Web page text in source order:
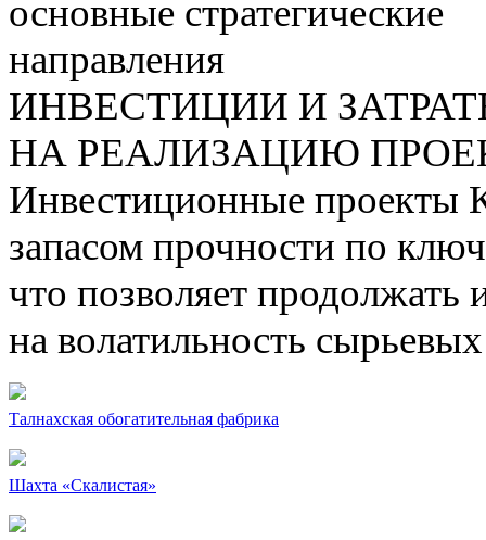
основные стратегические
направления
ИНВЕСТИЦИИ И
НА РЕАЛИЗАЦИЮ
Инвестиционные проекты
запасом прочности по
что позволяет продолжать
на волатильность
Талнахская обогатительная фабрика
Шахта «Скалистая»